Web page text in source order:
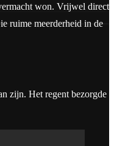
won. Vrijwel direct
ruime meerderheid in de
zijn. Het regent bezorgde